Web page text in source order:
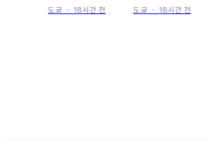
도쿄 ・ 18시간 전 도쿄 ・ 18시간 전